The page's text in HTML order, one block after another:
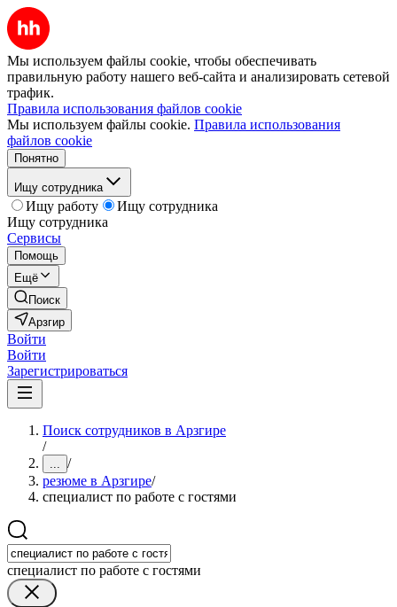
Мы используем файлы cookie, чтобы обеспечивать
правильную работу нашего веб-сайта и анализировать сетевой
трафик.
Правила использования файлов cookie
Мы используем файлы cookie. Правила использования
файлов cookie
Понятно
Ищу сотрудника
Ищу работу
Ищу сотрудника
Ищу сотрудника
Сервисы
Помощь
Ещё
Поиск
Арзгир
Войти
Войти
Зарегистрироваться
Поиск сотрудников в Арзгире
/
... /
резюме в Арзгире/
специалист по работе с гостями
специалист по работе с гостями